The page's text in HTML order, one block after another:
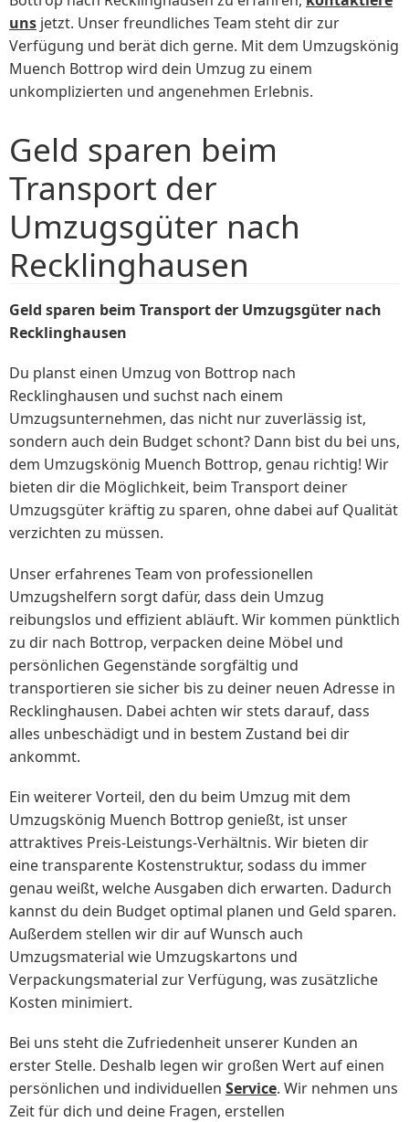
uns jetzt. Unser freundliches Team steht dir zur
Verfügung und berät dich gerne. Mit dem Umzugskönig
Muench Bottrop wird dein Umzug zu einem
unkomplizierten und angenehmen Erlebnis.
Geld sparen beim
Transport der
Umzugsgüter nach
Recklinghausen
Geld sparen beim Transport der Umzugsgüter nach
Recklinghausen
Du planst einen Umzug von Bottrop nach
Recklinghausen und suchst nach einem
Umzugsunternehmen, das nicht nur zuverlässig ist,
sondern auch dein Budget schont? Dann bist du bei uns,
dem Umzugskönig Muench Bottrop, genau richtig! Wir
bieten dir die Möglichkeit, beim Transport deiner
Umzugsgüter kräftig zu sparen, ohne dabei auf Qualität
verzichten zu müssen.
Unser erfahrenes Team von professionellen
Umzugshelfern sorgt dafür, dass dein Umzug
reibungslos und effizient abläuft. Wir kommen pünktlich
zu dir nach Bottrop, verpacken deine Möbel und
persönlichen Gegenstände sorgfältig und
transportieren sie sicher bis zu deiner neuen Adresse in
Recklinghausen. Dabei achten wir stets darauf, dass
alles unbeschädigt und in bestem Zustand bei dir
ankommt.
Ein weiterer Vorteil, den du beim Umzug mit dem
Umzugskönig Muench Bottrop genießt, ist unser
attraktives Preis-Leistungs-Verhältnis. Wir bieten dir
eine transparente Kostenstruktur, sodass du immer
genau weißt, welche Ausgaben dich erwarten. Dadurch
kannst du dein Budget optimal planen und Geld sparen.
Außerdem stellen wir dir auf Wunsch auch
Umzugsmaterial wie Umzugskartons und
Verpackungsmaterial zur Verfügung, was zusätzliche
Kosten minimiert.
Bei uns steht die Zufriedenheit unserer Kunden an
erster Stelle. Deshalb legen wir großen Wert auf einen
persönlichen und individuellen Service. Wir nehmen uns
Zeit für dich und deine Fragen, erstellen